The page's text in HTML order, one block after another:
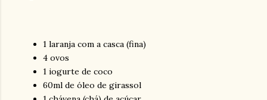
1 laranja com a casca (fina)
4 ovos
1 iogurte de coco
60ml de óleo de girassol